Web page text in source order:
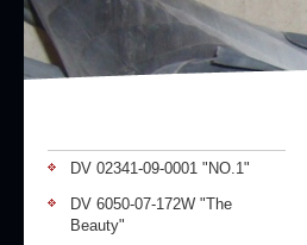
DV 02341-09-0001 "NO.1"
DV 6050-07-172W "The
Beauty"